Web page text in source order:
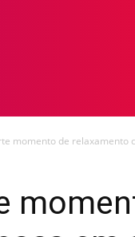
momento de relaxamento